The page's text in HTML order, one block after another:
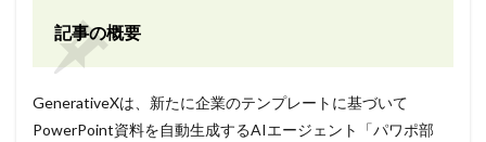
記事の概要
GenerativeXは、新たに企業のテンプレートに基づいて
PowerPoint資料を自動生成するAIエージェント「パワポ部